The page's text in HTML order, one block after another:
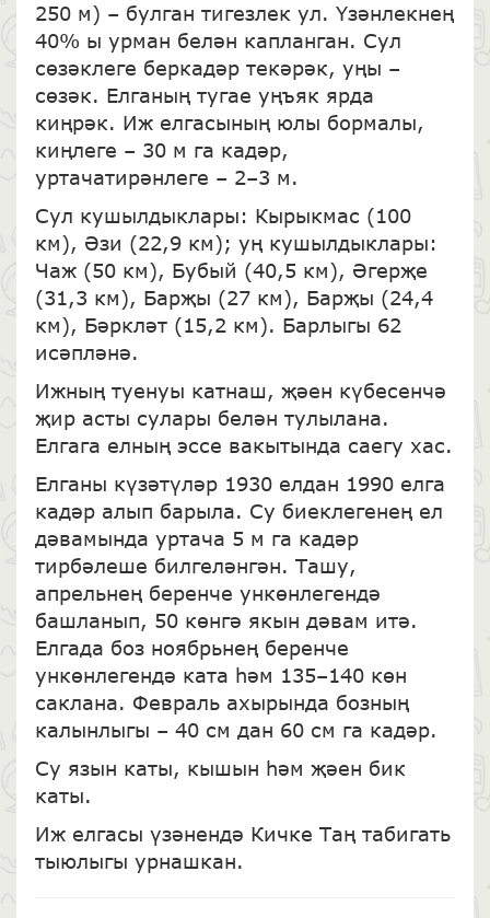
250 м) – булган тигезлек ул. Үзәнлекнең
40% ы урман белән капланган. Сул
сөзәклеге беркадәр текәрәк, уңы –
сөзәк. Елганың тугае уңъяк ярда
киңрәк. Иж елгасының юлы бормалы,
киңлеге – 30 м га кадәр,
уртачатирәнлеге – 2–3 м.
Сул кушылдыклары: Кырыкмас (100
км), Әзи (22,9 км); уң кушылдыклары:
Чаж (50 км), Бубый (40,5 км), Әгерҗе
(31,3 км), Барҗы (27 км), Барҗы (24,4
км), Бәркләт (15,2 км). Барлыгы 62
исәпләнә.
Ижның туенуы катнаш, җәен күбесенчә
җир асты сулары белән тулылана.
Елгага елның эссе вакытында саегу хас.
Елганы күзәтүләр 1930 елдан 1990 елга
кадәр алып барыла. Су биеклегенең ел
дәвамында уртача 5 м га кадәр
тирбәлеше билгеләнгән. Ташу,
апрельнең беренче ункөнлегендә
башланып, 50 көнгә якын дәвам итә.
Елгада боз ноябрьнең беренче
ункөнлегендә ката һәм 135–140 көн
саклана. Февраль ахырында бозның
калынлыгы – 40 см дан 60 см га кадәр.
Су язын каты, кышын һәм җәен бик
каты.
Иж елгасы үзәнендә Кичке Таң табигать
тыюлыгы урнашкан.